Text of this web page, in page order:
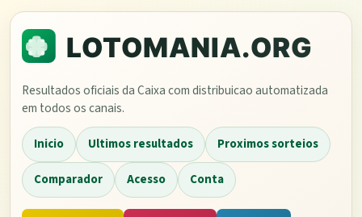
Resultados oficiais da Caixa com distribuicao automatizada
em todos os canais.
Inicio Ultimos resultados Proximos sorteios
Comparador Acesso Conta